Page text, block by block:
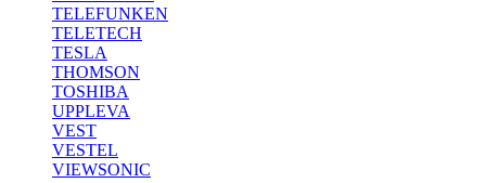
TELEFUNKEN
TELETECH
TESLA
THOMSON
TOSHIBA
UPPLEVA
VEST
VESTEL
VIEWSONIC